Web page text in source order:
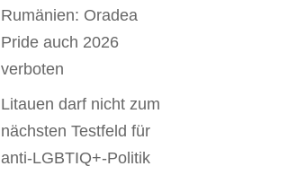
Rumänien: Oradea
Pride auch 2026
verboten
Litauen darf nicht zum
nächsten Testfeld für
anti-LGBTIQ+-Politik